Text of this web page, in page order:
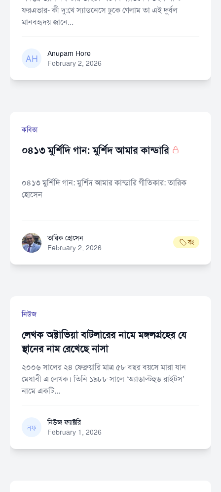
ফরএভার- কী দু:খে স্যাডনেসে ঢুকে গেলাম তা এই দুর্বল
মানবহৃদয় জানে...
Anupam HoreAnupam Hore
February 2, 2026
কবিতা
০৪১৩ মুর্শিদি গান: মুর্শিদ আমার কান্ডারি
০৪১৩ মুর্শিদি গান: মুর্শিদ আমার কান্ডারি গীতিকার: তারিক
হোসেন
তারিক হোসেনতারিক হোসেন
February 2, 2026
বই
নিউজ
লেখক অক্টাভিয়া বাটলারের নামে মঙ্গলগ্রহের যে
স্থানের নাম রেখেছে নাসা
২০০৬ সালের ২৪ ফেব্রুয়ারি মাত্র ৫৮ বছর বয়সে মারা যান
মেধাবী এ লেখক। তিনি ১৯৮৮ সালে ‘অ্যাডাল্টহুড রাইটস’
নামে একটি...
নিউজ ফ্যাক্টরিনিউজ ফ্যাক্টরি
February 1, 2026